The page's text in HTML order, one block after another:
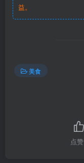
益。
美食
点赞